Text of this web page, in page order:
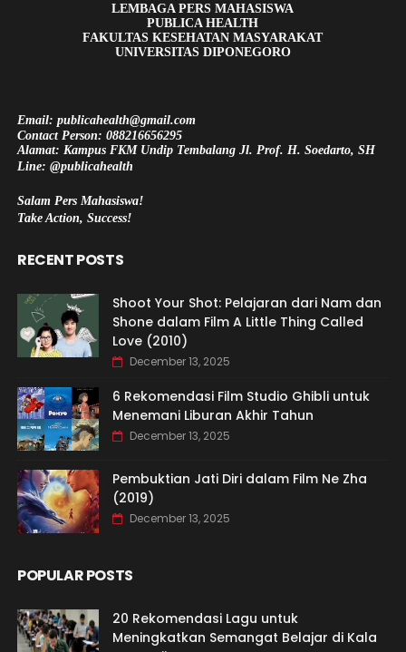
LEMBAGA PERS MAHASISWA
PUBLICA HEALTH
FAKULTAS KESEHATAN MASYARAKAT
UNIVERSITAS DIPONEGORO
Email: publicahealth@gmail.com
Contact Person: 088216656295
Alamat: Kampus FKM Undip Tembalang Jl. Prof. H. Soedarto, SH
Line: @publicahealth
Salam Pers Mahasiswa!
Take Action, Success!
RECENT POSTS
Shoot Your Shot: Pelajaran dari Nam dan
Shone dalam Film A Little Thing Called
Love (2010)
December 13, 2025
6 Rekomendasi Film Studio Ghibli untuk
Menemani Liburan Akhir Tahun
December 13, 2025
Pembuktian Jati Diri dalam Film Ne Zha
(2019)
December 13, 2025
POPULAR POSTS
20 Rekomendasi Lagu untuk
Meningkatkan Semangat Belajar di Kala